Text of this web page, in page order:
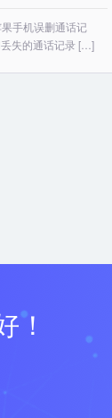
手机误删通话记
失的通话记录 […]
！